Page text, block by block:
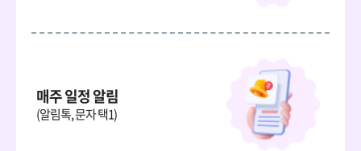
매주 일정 알림
(알림톡, 문자 택1)